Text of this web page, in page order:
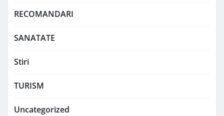
RECOMANDARI
SANATATE
Stiri
TURISM
Uncategorized